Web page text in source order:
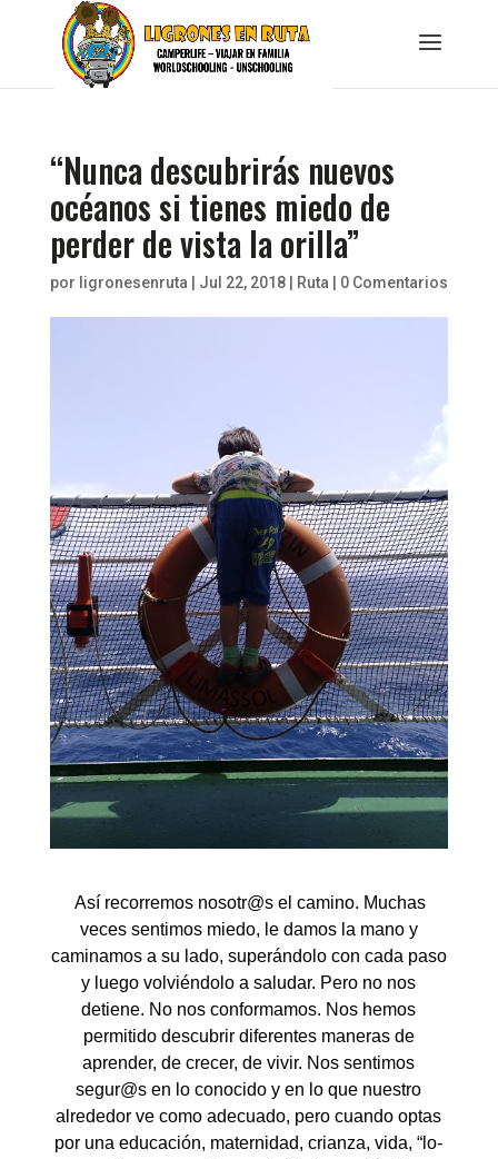
“Nunca descubrirás nuevos
océanos si tienes miedo de
perder de vista la orilla”
por ligronesenruta Jul 22, 2018| Ruta 0 Comentarios
Así recorremos nosotr@s el camino. Muchas
veces sentimos miedo, le damos la mano y
caminamos a su lado, superándolo con cada paso
y luego volviéndolo a saludar. Pero no nos
detiene. No nos conformamos. Nos hemos
permitido descubrir diferentes maneras de
aprender, de crecer, de vivir. Nos sentimos
segur@s en lo conocido y en lo que nuestro
alrededor ve como adecuado, pero cuando optas
por una educación, maternidad, crianza, vida, “lo-